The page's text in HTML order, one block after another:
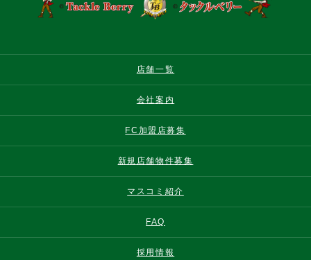
店舗一覧
会社案内
FC加盟店募集
新規店舗物件募集
マスコミ紹介
FAQ
採用情報